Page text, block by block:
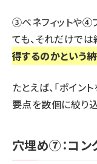
③ベネフィットや④
ても、それだけでは
得するのかという
たとえば、「ポイ
要点を数個に絞り
穴埋め⑦：コン